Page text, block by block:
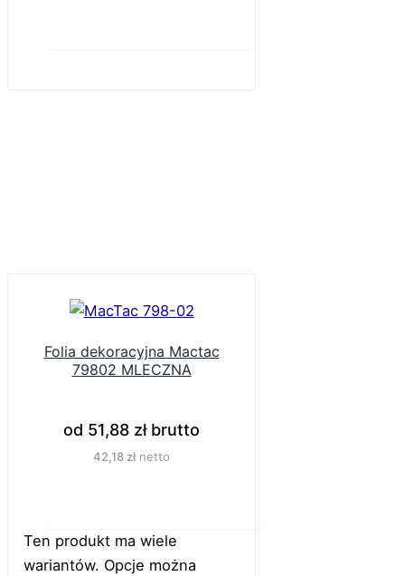
Folia dekoracyjna Mactac
79802 MLECZNA
od 51,88 złbrutto
42,18 złnetto
Ten produkt ma wiele
wariantów. Opcje można